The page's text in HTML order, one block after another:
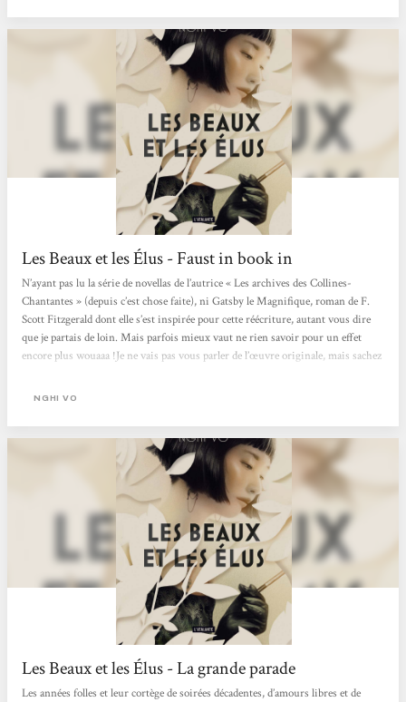
Les Beaux et les Élus - Faust in book in
N’ayant pas lu la série de novellas de l’autrice « Les archives des Collines-
Chantantes » (depuis c’est chose faite), ni Gatsby le Magnifique, roman de F.
Scott Fitzgerald dont elle s’est inspirée pour cette réécriture, autant vous dire
que je partais de loin. Mais parfois mieux vaut ne rien savoir pour un effet
encore plus wouaaa !Je ne vais pas vous parler de l’œuvre originale, mais sachez
retrouve tous les personnages qui entourent Gatsby : Nick, Daisy, Tom mais
NGHI VO
Les Beaux et les Élus - La grande parade
Les années folles et leur cortège de soirées décadentes, d’amours libres et de